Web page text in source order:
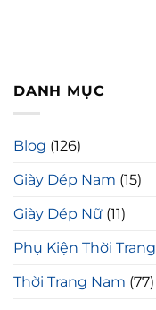
DANH MỤC
Blog (126)
Giày Dép Nam (15)
Giày Dép Nữ (11)
Phụ Kiện Thời Trang
Thời Trang Nam (77)